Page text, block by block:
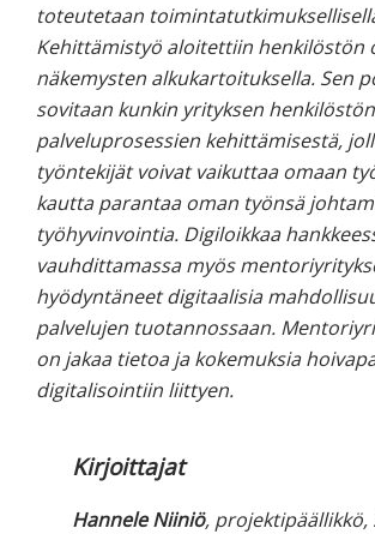
toteutetaan
Kehittämistyö aloitettiin henkilöstön
näkemysten alkukartoituksella. Sen
sovitaan kunkin yrityksen
palveluprosessien kehittämisestä,
työntekijät voivat vaikuttaa omaan
kautta parantaa oman työnsä
työhyvinvointia. Digiloikkaa
vauhdittamassa myös
hyödyntäneet digitaalisia
palvelujen tuotannossaan.
on jakaa tietoa ja kokemuksia
digitalisointiin liittyen.
Kirjoittajat
Hannele Niiniö, projektipäällikkö,